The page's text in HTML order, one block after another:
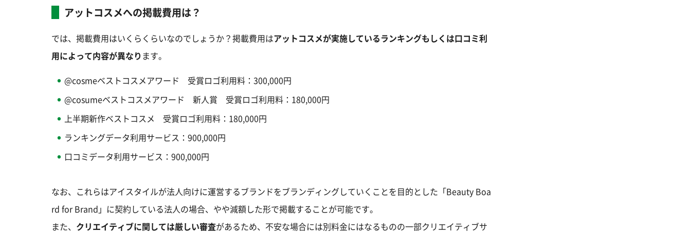
アットコスメへの掲載費用は？
では、掲載費用はいくらくらいなのでしょうか？掲載費用はアットコスメが実施しているランキングもしくは口コミ利
用によって内容が異なり ます。
@cosmeベストコスメアワード 受賞ロゴ利用料：300,000円
@cosumeベストコスメアワード 新人賞 受賞ロゴ利用料：180,000円
上半期新作ベストコスメ 受賞ロゴ利用料：180,000円
ランキングデータ利用サービス：900,000円
口コミデータ利用サービス：900,000円
なお、これらはアイスタイルが法人向けに運営するブランドをブランディングしていくことを目的とした「Beauty Boa
rd for Brand」に契約している法人の場合、やや減額した形で掲載することが可能です。
また、 クリエイティブに関しては厳しい審査があるため、不安な場合には別料金にはなるものの一部クリエイティブサ